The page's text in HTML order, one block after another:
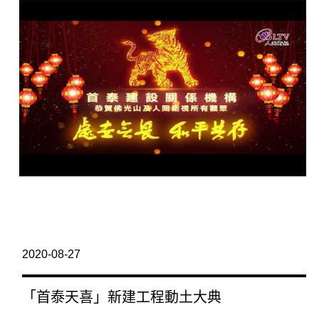
2020-08-27
「首泰天喜」新建工程動土大典